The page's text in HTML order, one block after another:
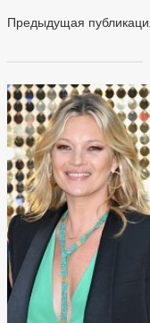
Предыдущая